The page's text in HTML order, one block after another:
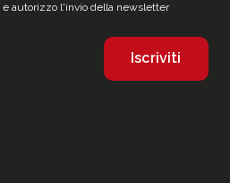
e autorizzo l'invio della newsletter